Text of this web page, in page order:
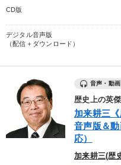
CD版
デジタル音声版
（配信＋ダウンロード）
音声・動画
歴史上の英
加来耕三
音声版＆
応）
加来耕三(歴